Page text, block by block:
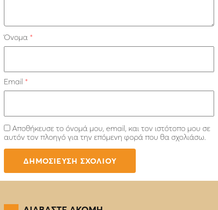
Όνομα *
Email *
Αποθήκευσε το όνομά μου, email, και τον ιστότοπο μου σε
αυτόν τον πλοηγό για την επόμενη φορά που θα σχολιάσω.